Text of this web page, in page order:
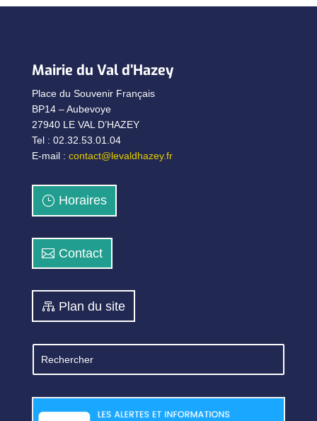
Mairie du Val d’Hazey
Place du Souvenir Français
BP14 – Aubevoye
27940 LE VAL D’HAZEY
Tel : 02.32.53.01.04
E-mail : contact@levaldhazey.fr
Horaires
Contact
Plan du site